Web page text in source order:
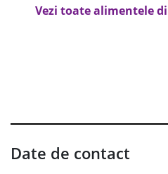
Vezi toate alimentele
Date de contact